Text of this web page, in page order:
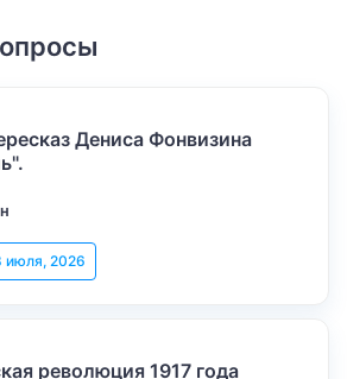
Дениса Фонвизина
июля, 2026
революция 1917 года